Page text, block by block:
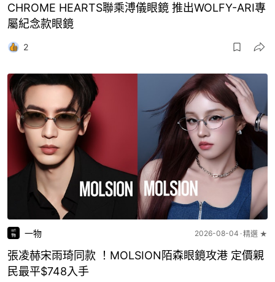
CHROME HEARTS聯乘溥儀眼鏡 推出WOLFY-ARI專
屬紀念款眼鏡
2
一物 2026-08-04 精選 ★
張凌赫宋雨琦同款 ！MOLSION陌森眼鏡攻港 定價親
民最平$748入手